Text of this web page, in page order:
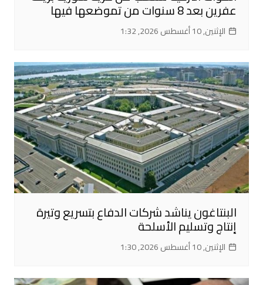
عفرين بعد 8 سنوات من تموضعها فيها
الإثنين, 10 أغسطس 2026, 1:32
البنتاغون يناشد شركات الدفاع بتسريع وتيرة
إنتاج وتسليم الأسلحة
الإثنين, 10 أغسطس 2026, 1:30